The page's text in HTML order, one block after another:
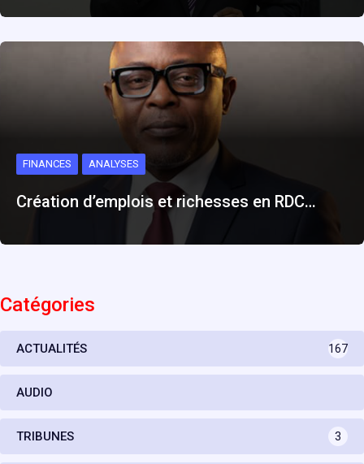
FINANCES ANALYSES
Création d’emplois et richesses en RDC…
Catégories
ACTUALITÉS 167
AUDIO
TRIBUNES 3